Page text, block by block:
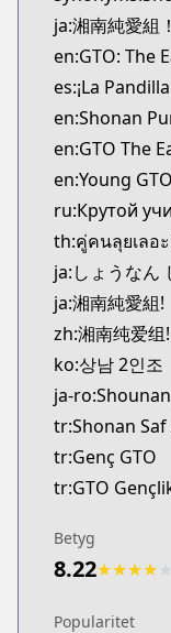
https://
https://
ja:湘南純愛組！
en:GTO: The
es:¡La
en:Shonan
en:GTO The
en:Young GTO
ru:Крутой
th:คู่คนลุยเลอ
ja:しょうなん
ja:湘南純愛組!
zh:湘南纯爱组!
ko:상남 2인조
ja-
tr:Shonan Saf
tr:Genç GTO
tr:GTO
Betyg
8.22★★★★
Popularitet